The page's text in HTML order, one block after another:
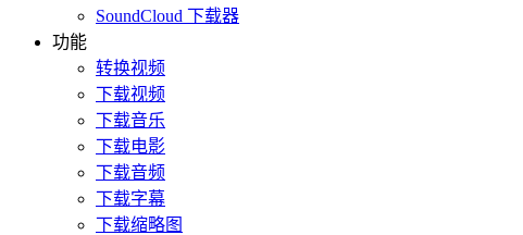
SoundCloud 下载器
功能
转换视频
下载视频
下载音乐
下载电影
下载音频
下载字幕
下载缩略图